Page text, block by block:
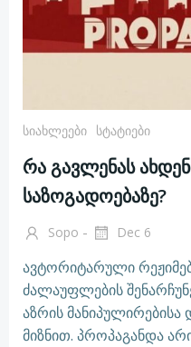
Სიახლეები Სტატიები
რა გავლენას
საზოგადოებაზე?
Sopo - Dec 6
ავტორიტარული
ძალაუფლების
აზრის მანიპულირებისა
მიზნით. პროპაგანდა